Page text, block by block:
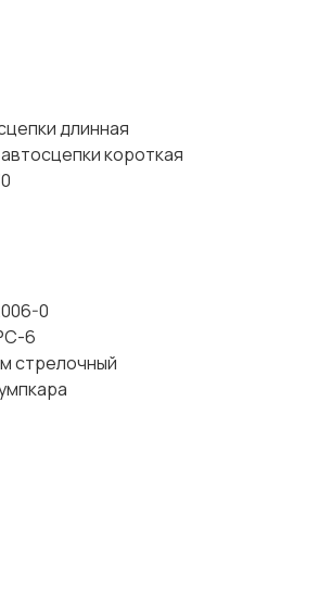
длинная
короткая
0
6
стрелочный